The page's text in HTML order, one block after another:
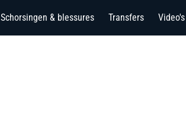
Schorsingen & blessures Transfers Video's